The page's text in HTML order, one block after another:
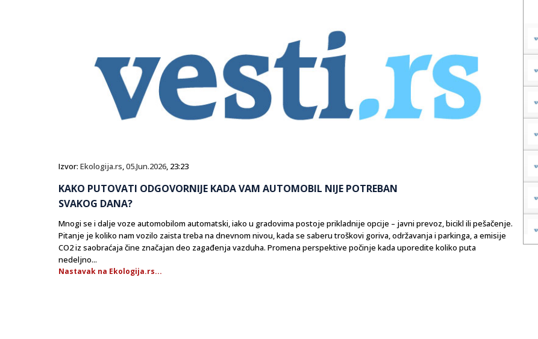
Izvor: Ekologija.rs,05.Jun.2026, 23:23
KAKO PUTOVATI ODGOVORNIJE KADA VAM AUTOMOBIL NIJE POTREBAN
SVAKOG DANA?
Mnogi se i dalje voze automobilom automatski, iako u gradovima postoje prikladnije opcije – javni prevoz, bicikl ili pešačenje.
Pitanje je koliko nam vozilo zaista treba na dnevnom nivou, kada se saberu troškovi goriva, održavanja i parkinga, a emisije
CO2 iz saobraćaja čine značajan deo zagađenja vazduha. Promena perspektive počinje kada uporedite koliko puta
nedeljno...
Nastavak na Ekologija.rs...